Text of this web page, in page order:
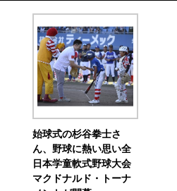
始球式の杉谷拳士さ
ん、野球に熱い思い全
日本学童軟式野球大会
マクドナルド・トーナ